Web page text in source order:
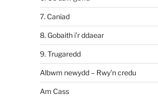
7. Caniad
8. Gobaith i’r ddaear
9. Trugaredd
Albwm newydd – Rwy’n credu
Am Cass